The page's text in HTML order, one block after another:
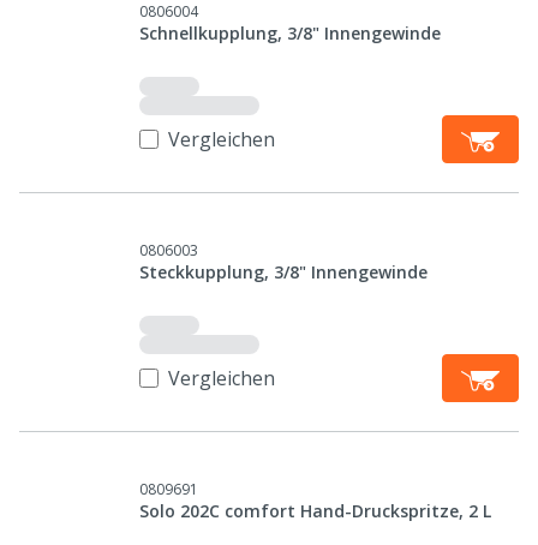
0806004
Schnellkupplung, 3/8" Innengewinde
Vergleichen
0806003
Steckkupplung, 3/8" Innengewinde
Vergleichen
0809691
Solo 202C comfort Hand-Druckspritze, 2 L